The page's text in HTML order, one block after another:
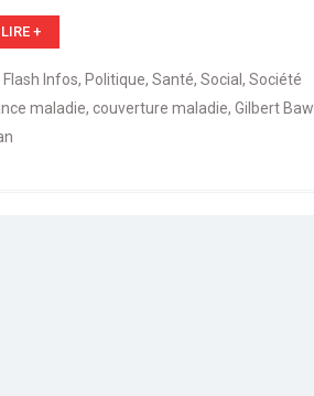
LIRE +
Flash Infos, Politique, Santé, Social , Société
maladie, couverture maladie, Gilbert